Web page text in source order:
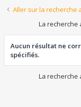
Aller sur la recherche
La recherche
Aucun résultat ne
spécifiés.
La recherche